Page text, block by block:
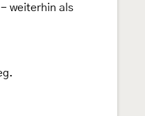
weiterhin als